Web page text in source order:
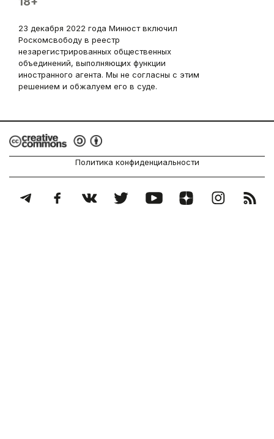
23 декабря 2022 года Минюст включил
Роскомсвободу в реестр
незарегистрированных общественных
объединений, выполняющих функции
иностранного агента. Мы не согласны с этим
решением и обжалуем его в суде.
Политика конфиденциальности